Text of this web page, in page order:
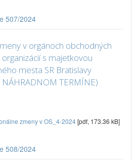
507/2024
v orgánoch obchodných
s majetkovou
mesta SR Bratislavy
NÁHRADNOM TERMÍNE)
zmeny v OS_4-2024[pdf, 173.36 kB]
508/2024